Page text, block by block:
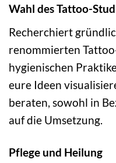
Wahl des Tattoo-
Recherchiert
renommierten
hygienischen
eure Ideen
beraten, sowohl in
auf die Umsetzung.
Pflege und Heilung